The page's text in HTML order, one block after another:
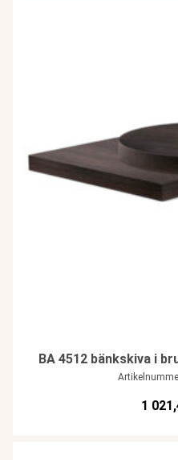
BA 4512 bänkskiva i
1